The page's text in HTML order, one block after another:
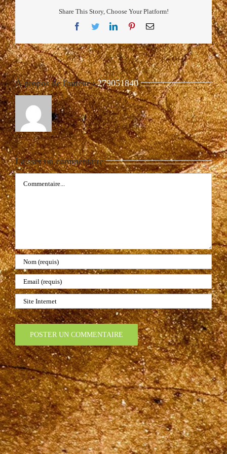
Share This Story, Choose Your Platform!
Facebook
TwitterLinkedInPinterestEmail
À propos de l'auteur :279051840
Laisser un commentaire
Commentaire